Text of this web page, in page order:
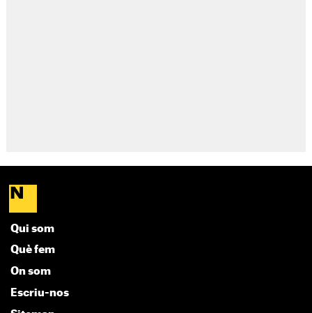
Qui som
Què fem
On som
Escriu-nos